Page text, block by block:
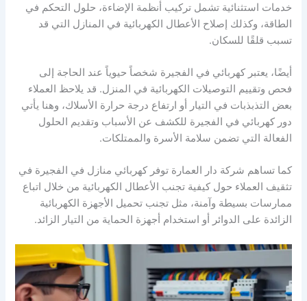
خدمات استثنائية تشمل تركيب أنظمة الإضاءة، حلول التحكم في
الطاقة، وكذلك إصلاح الأعطال الكهربائية في المنازل التي قد
تسبب قلقًا للسكان.
أيضًا، يعتبر كهربائي في الفجيرة شخصاً حيوياً عند الحاجة إلى
فحص وتقييم التوصيلات الكهربائية في المنزل. قد يلاحظ العملاء
بعض التذبذبات في التيار أو ارتفاع درجة حرارة الأسلاك، وهنا يأتي
دور كهربائي في الفجيرة للكشف عن الأسباب وتقديم الحلول
الفعالة التي تضمن سلامة الأسرة والممتلكات.
كما تساهم شركة دار العمارة توفر كهربائي منازل في الفجيرة في
تثقيف العملاء حول كيفية تجنب الأعطال الكهربائية من خلال اتباع
ممارسات بسيطة وآمنة، مثل تجنب تحميل الأجهزة الكهربائية
الزائدة على الدوائر أو استخدام أجهزة الحماية من التيار الزائد.